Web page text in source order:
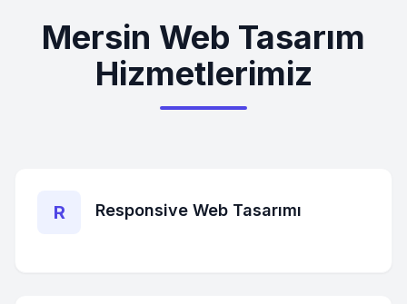
Mersin Web Tasarım
Hizmetlerimiz
R Responsive Web Tasarımı